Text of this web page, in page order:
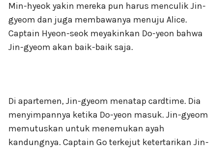
Min-hyeok yakin mereka pun harus menculik Jin-
gyeom dan juga membawanya menuju Alice.
Captain Hyeon-seok meyakinkan Do-yeon bahwa
Jin-gyeom akan baik-baik saja.
Di apartemen, Jin-gyeom menatap cardtime. Dia
menyimpannya ketika Do-yeon masuk. Jin-gyeom
memutuskan untuk menemukan ayah
kandungnya. Captain Go terkejut ketertarikan Jin-